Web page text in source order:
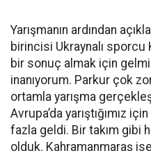
Yarışmanın ardından
birincisi Ukraynalı sporcu
bir sonuç almak için
inanıyorum. Parkur çok
ortamla yarışma
Avrupa’da yarıştığımız
fazla geldi. Bir takım gibi
olduk. Kahramanmaraş